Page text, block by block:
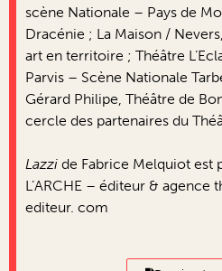
scène Nationale – Pays de
Dracénie ; La Maison /
art en territoire ; Théâtre
Parvis – Scène Nationale
Gérard Philipe, Théâtre de
cercle des partenaires du
Lazzi de Fabrice Melquiot est
L’ARCHE – éditeur &
editeur. com